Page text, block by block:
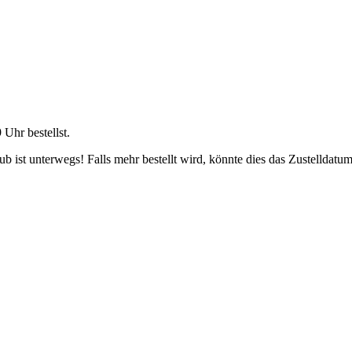
Uhrbestellst.
ist unterwegs! Falls mehr bestellt wird, könnte dies das